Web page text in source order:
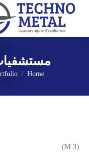
You are here:
Home
(3 M)